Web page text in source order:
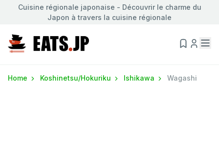
Cuisine régionale japonaise - Découvrir le charme du
Japon à travers la cuisine régionale
Home Koshinetsu/Hokuriku Ishikawa Wagashi